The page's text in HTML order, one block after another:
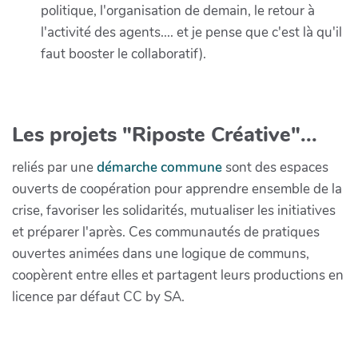
politique, l'organisation de demain, le retour à
l'activité des agents.... et je pense que c'est là qu'il
faut booster le collaboratif).
Les projets "Riposte Créative"...
reliés par unedémarche communesont des espaces
ouverts de coopération pour apprendre ensemble de la
crise, favoriser les solidarités, mutualiser les initiatives
et préparer l'après. Ces communautés de pratiques
ouvertes animées dans une logique de communs,
coopèrent entre elles et partagent leurs productions en
licence par défaut CC by SA.